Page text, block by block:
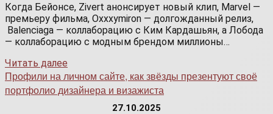
Когда Бейонсе, Zivert анонсирует новый клип, Marvel —
премьеру фильма, Oxxxymiron — долгожданный релиз,
Balenciaga — коллаборацию с Ким Кардашьян, а Лобода
— коллаборацию с модным брендом миллионы…
Читать далее
Профили на личном сайте, как звёзды презентуют своё
портфолио дизайнера и визажиста
27.10.2025